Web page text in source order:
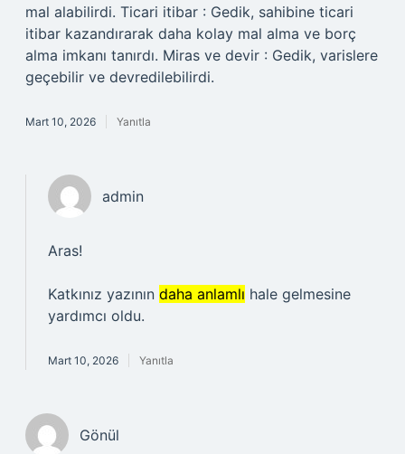
mal alabilirdi. Ticari itibar : Gedik, sahibine ticari
itibar kazandırarak daha kolay mal alma ve borç
alma imkanı tanırdı. Miras ve devir : Gedik, varislere
geçebilir ve devredilebilirdi.
Mart 10, 2026 Yanıtla
admin
Aras!
Katkınız yazının daha anlamlı hale gelmesine
yardımcı oldu.
Mart 10, 2026 Yanıtla
Gönül